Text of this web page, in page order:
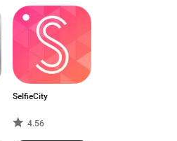
SelfieCity
4.56